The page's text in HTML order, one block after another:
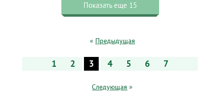
Показать еще 15
« Предыдущая
1 2 3 4 5 6 7
Следующая »